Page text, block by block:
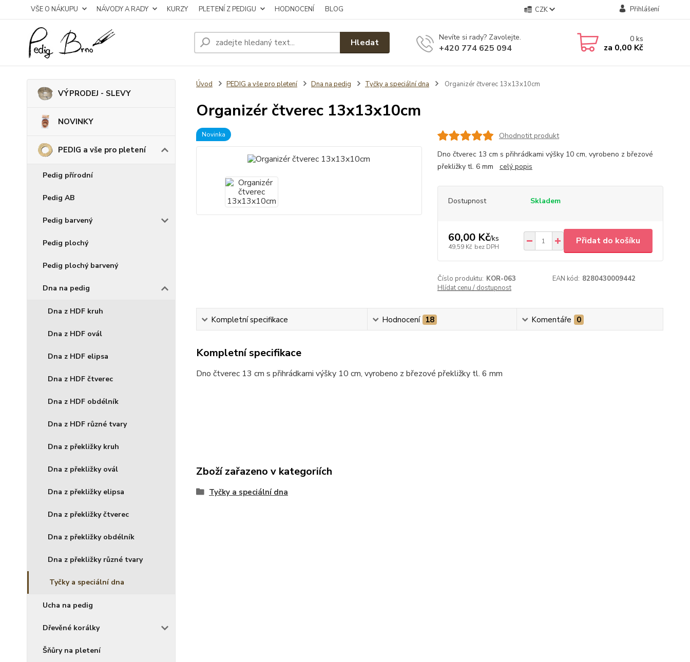
VŠE O NÁKUPU NÁVODY A RADY KURZY PLETENÍ Z PEDIGU HODNOCENÍ BLOG CZK Přihlášení
Hledat Nevíte si rady? Zavolejte.
+420 774 625 094
0ks
za 0,00 Kč
VÝPRODEJ - SLEVY
NOVINKY
PEDIG a vše pro pletení
Pedig přírodní
Pedig AB
Pedig barvený
Pedig plochý
Pedig plochý barvený
Dna na pedig
Dna z HDF kruh
Dna z HDF ovál
Dna z HDF elipsa
Dna z HDF čtverec
Dna z HDF obdélník
Dna z HDF různé tvary
Dna z překližky kruh
Dna z překližky ovál
Dna z překližky elipsa
Dna z překližky čtverec
Dna z překližky obdélník
Dna z překližky různé tvary
Tyčky a speciální dna
Ucha na pedig
Dřevěné korálky
Šňůry na pletení
Úvod PEDIG a vše pro pletení Dna na pedig Tyčky a speciální dna Organizér čtverec 13x13x10cm
Organizér čtverec 13x13x10cm
Novinka
Ohodnotit produkt
Dno čtverec 13 cm s přihrádkami výšky 10 cm, vyrobeno z březové
překližky tl. 6 mm celý popis
Dostupnost Skladem
60,00 Kč/ks
49,59 Kč bez DPH
Přidat do košíku
Číslo produktu: KOR-063 EAN kód: 8280430009442
Hlídat cenu / dostupnost
Kompletní specifikace Hodnocení 18 Komentáře 0
Kompletní specifikace
Dno čtverec 13 cm s přihrádkami výšky 10 cm, vyrobeno z březové překližky tl. 6 mm
Zboží zařazeno v kategoriích
Tyčky a speciální dna